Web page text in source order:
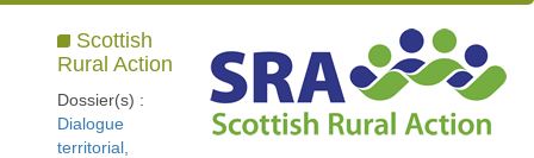
Scottish
Rural Action
Dossier(s) :
Dialogue
territorial,